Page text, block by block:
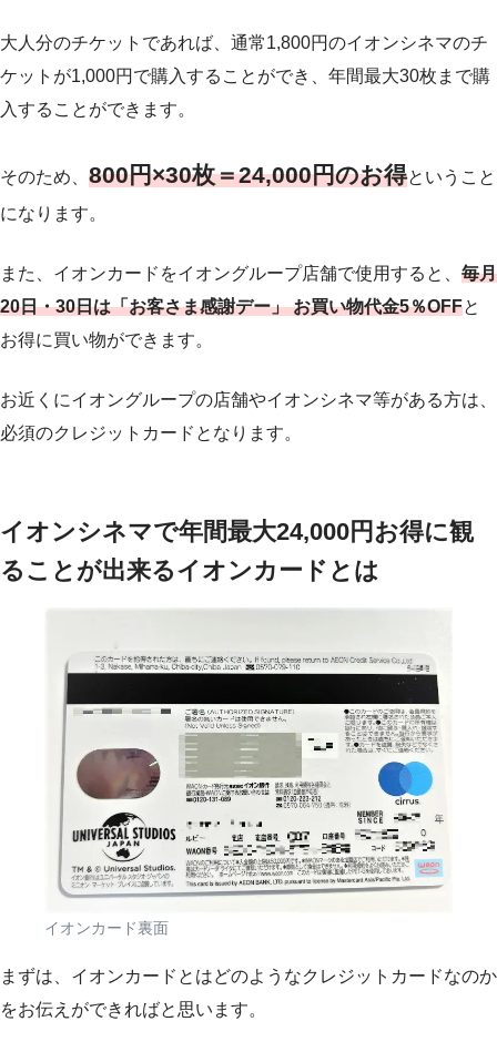
大人分のチケットであれば、通常1,800円のイオンシネマのチ
ケットが1,000円で購入することができ、年間最大30枚まで購
入することができます。
そのため、 800円×30枚＝24,000円のお得ということ
になります。
また、イオンカードをイオングループ店舗で使用すると、 毎月
20日・30日は「お客さま感謝デー」 お買い物代金5％OFFと
お得に買い物ができます。
お近くにイオングループの店舗やイオンシネマ等がある方は、
必須のクレジットカードとなります。
イオンシネマで年間最大24,000円お得に観
ることが出来るイオンカードとは
イオンカード裏面
まずは、イオンカードとはどのようなクレジットカードなのか
をお伝えができればと思います。